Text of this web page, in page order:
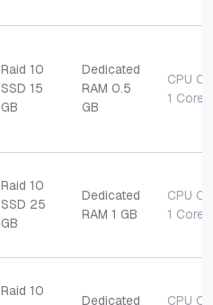
Raid 10
SSD 15
GB
Dedicated
RAM 0.5
GB
CPU
1 Core
Raid 10
SSD 25
GB
Dedicated
RAM 1 GB
CPU
1 Core
Raid 10
Dedicated CPU